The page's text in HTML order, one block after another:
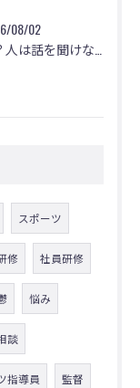
08/02
なぜ？人は話を聞けないのか
スポーツ
修 社員研修
悩み
談
指導員 監督